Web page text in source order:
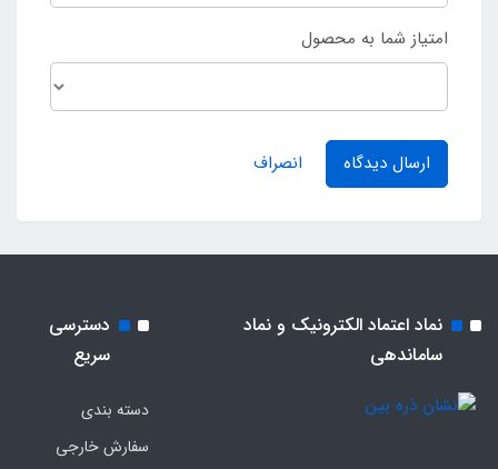
امتیاز شما به محصول
ارسال دیدگاه انصراف
نماد اعتماد الکترونیک و نماد
ساماندهی
دسترسی
سریع
دسته بندی
سفارش خارجی